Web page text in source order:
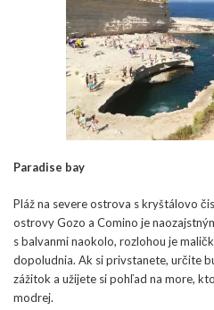
Paradise bay
Pláž na severe ostrova s kryštálovo
ostrovy Gozo a Comino je
s balvanmi naokolo, rozlohou je
dopoludnia. Ak si privstanete, určite
zážitok a užijete si pohľad na more,
modrej.